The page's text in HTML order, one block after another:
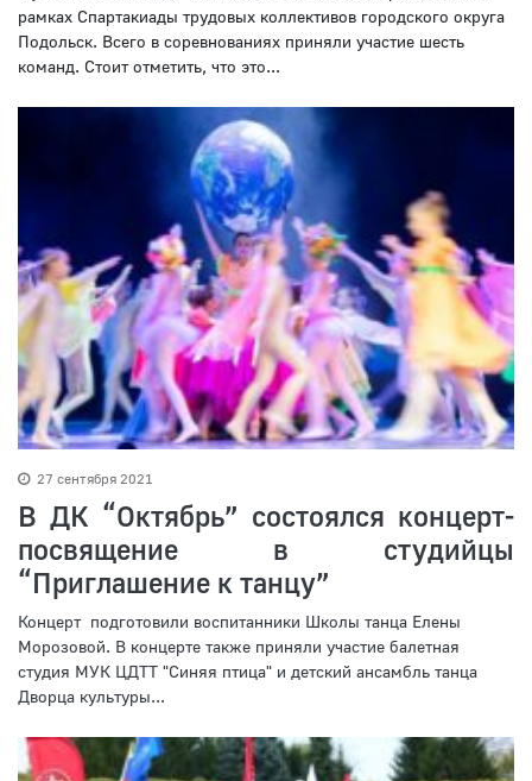
рамках Спартакиады трудовых коллективов городского округа
Подольск. Всего в соревнованиях приняли участие шесть
команд. Стоит отметить, что это...
27 сентября 2021
В ДК “Октябрь” состоялся концерт-
посвящение в студийцы
“Приглашение к танцу”
Концерт подготовили воспитанники Школы танца Елены
Морозовой. В концерте также приняли участие балетная
студия МУК ЦДТТ "Синяя птица" и детский ансамбль танца
Дворца культуры...